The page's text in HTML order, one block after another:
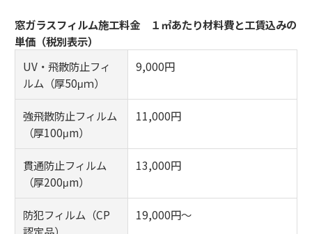
窓ガラスフィルム施工料金 １㎡あたり材料費と工賃込みの
単価（税別表示）
UV・飛散防止フィ
ルム（厚50μｍ）
9,000円
強飛散防止フィルム
（厚100μm）
11,000円
貫通防止フィルム
（厚200μm）
13,000円
防犯フィルム（CP
19,000円～